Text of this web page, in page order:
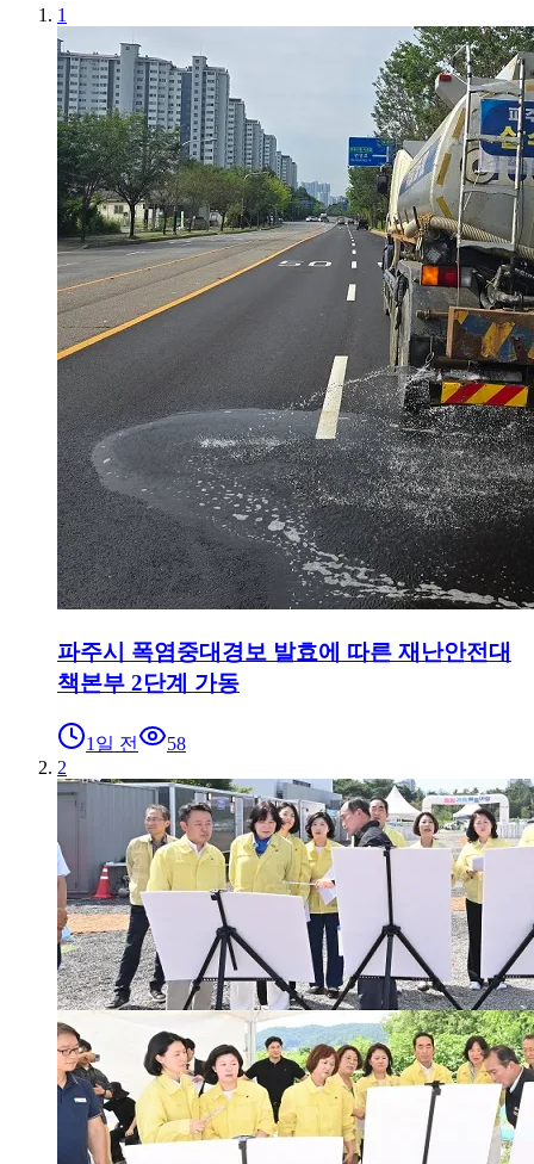
1
파주시 폭염중대경보 발효에 따른 재난안전대
책본부 2단계 가동
1일 전
58
2